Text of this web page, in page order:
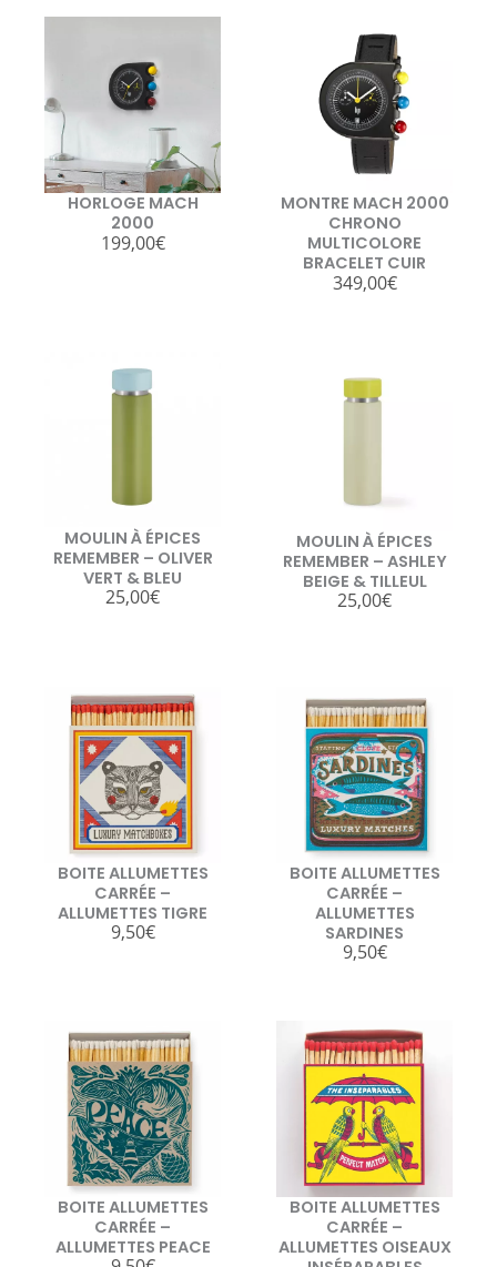
HORLOGE MACH
2000
199,00€
MONTRE MACH 2000
CHRONO
MULTICOLORE
BRACELET CUIR
349,00€
MOULIN À ÉPICES
REMEMBER – OLIVER
VERT & BLEU
25,00€
MOULIN À ÉPICES
REMEMBER – ASHLEY
BEIGE & TILLEUL
25,00€
BOITE ALLUMETTES
CARRÉE –
ALLUMETTES TIGRE
9,50€
BOITE ALLUMETTES
CARRÉE –
ALLUMETTES
SARDINES
9,50€
BOITE ALLUMETTES
CARRÉE –
ALLUMETTES PEACE
BOITE ALLUMETTES
CARRÉE –
ALLUMETTES OISEAUX